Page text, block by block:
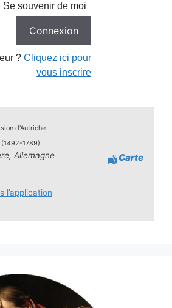
Se souvenir de moi
?Cliquez ici pour
vous inscrire
d'Autriche
1789)
Allemagne Carte
l’application